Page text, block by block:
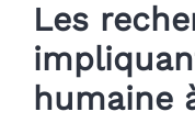
Les
humaine